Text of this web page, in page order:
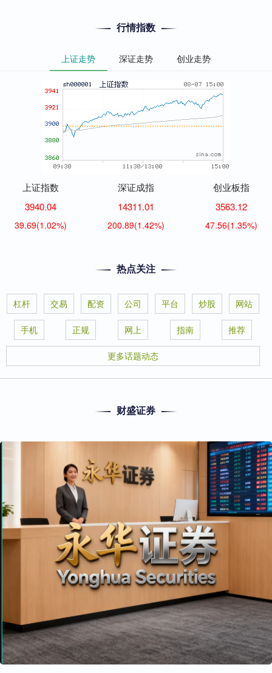
行情指数
上证走势 深证走势 创业走势
上证指数
3940.04
39.69(1.02%)
深证成指
14311.01
200.89(1.42%)
创业板指
3563.12
47.56(1.35%)
热点关注
杠杆 交易 配资 公司 平台 炒股 网站
手机 正规 网上 指南 推荐
更多话题动态
财盛证券